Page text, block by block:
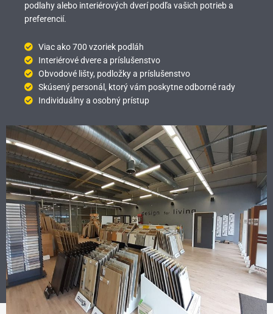
podlahy alebo interiérových dverí podľa vašich potrieb a
preferencií.
Viac ako 700 vzoriek podláh
Interiérové dvere a príslušenstvo
Obvodové lišty, podložky a príslušenstvo
Skúsený personál, ktorý vám poskytne odborné rady
Individuálny a osobný prístup